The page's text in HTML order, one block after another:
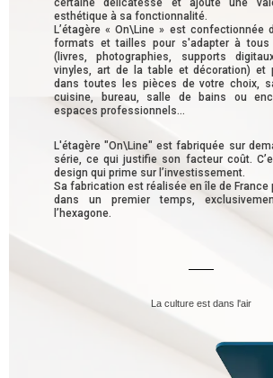
certaine délicatesse et ajoute une
esthétique à sa fonctionnalité.
L’étagère « On\Line » est confectionnée
formats et tailles pour s'adapter à tous
(livres, photographies, supports
vinyles, art de la table et décoration) et
dans toutes les pièces de votre choix,
cuisine, bureau, salle de bains ou
espaces professionnels...
L'étagère "On\Line" est fabriquée sur
série, ce qui justifie son facteur coût.
design qui prime sur l’investissement.
Sa fabrication est réalisée en île de France
dans un premier temps,
l’hexagone.
La culture est dans l'air